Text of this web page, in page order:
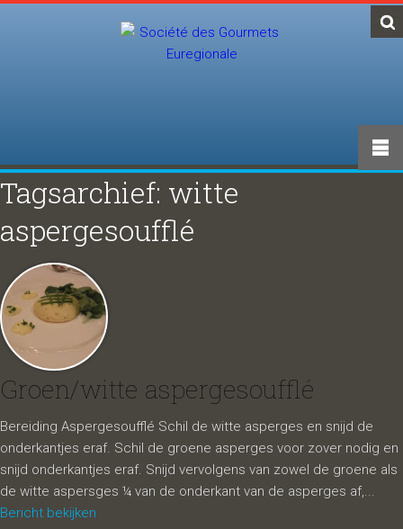
Tagsarchief: witte
aspergesoufflé
Groen/witte aspergesoufflé
Bereiding Aspergesoufflé Schil de witte asperges en snijd de
onderkantjes eraf. Schil de groene asperges voor zover nodig en
snijd onderkantjes eraf. Snijd vervolgens van zowel de groene als
de witte aspersges ¼ van de onderkant van de asperges af,...
Bericht bekijken